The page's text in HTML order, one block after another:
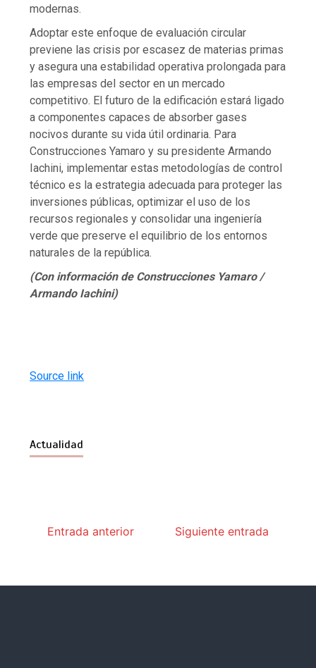
modernas.
Adoptar este enfoque de evaluación circular
previene las crisis por escasez de materias primas
y asegura una estabilidad operativa prolongada para
las empresas del sector en un mercado
competitivo. El futuro de la edificación estará ligado
a componentes capaces de absorber gases
nocivos durante su vida útil ordinaria. Para
Construcciones Yamaro y su presidente Armando
Iachini, implementar estas metodologías de control
técnico es la estrategia adecuada para proteger las
inversiones públicas, optimizar el uso de los
recursos regionales y consolidar una ingeniería
verde que preserve el equilibrio de los entornos
naturales de la república.
(Con información de Construcciones Yamaro /
Armando Iachini)
Source link
Actualidad
Entrada anterior Siguiente entrada